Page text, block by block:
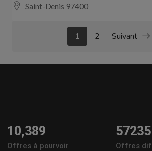
Saint-Denis 97400
1 2 Suivant
10,389
Offres à pourvoir
57235
Offres